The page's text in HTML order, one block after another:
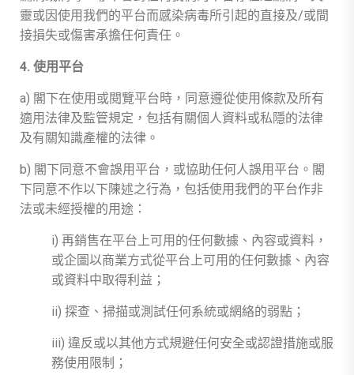
靈或因使用我們的平台而感染病毒所引起的直接及/或間
接損失或傷害承擔任何責任。
4. 使用平台
a) 閣下在使用或閱覽平台時，同意遵從使用條款及所有
適用法律及監管規定，包括有關個人資料或私隱的法律
及有關知識產權的法律。
b) 閣下同意不會誤用平台，或協助任何人誤用平台。閣
下同意不作以下陳述之行為，包括使用我們的平台作非
法或未經授權的用途：
i) 再銷售在平台上可用的任何數據、內容或資料，
或企圖以商業方式從平台上可用的任何數據、內容
或資料中取得利益；
ii) 探查、掃描或測試任何系統或網絡的弱點；
iii) 違反或以其他方式規避任何安全或認證措施或服
務使用限制；